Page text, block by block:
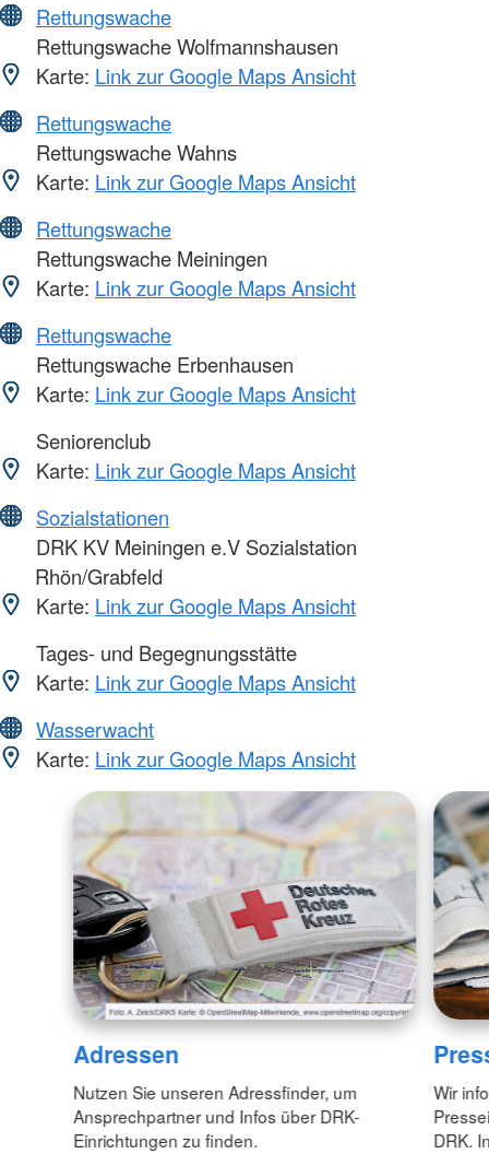
Rettungswache
Rettungswache Wolfmannshausen
Karte: Link zur Google Maps Ansicht
Rettungswache
Rettungswache Wahns
Karte: Link zur Google Maps Ansicht
Rettungswache
Rettungswache Meiningen
Karte: Link zur Google Maps Ansicht
Rettungswache
Rettungswache Erbenhausen
Karte: Link zur Google Maps Ansicht
Seniorenclub
Karte: Link zur Google Maps Ansicht
Sozialstationen
DRK KV Meiningen e.V Sozialstation
Rhön/Grabfeld
Karte: Link zur Google Maps Ansicht
Tages- und Begegnungsstätte
Karte: Link zur Google Maps Ansicht
Wasserwacht
Karte: Link zur Google Maps Ansicht
Adressen
Nutzen Sie unseren Adressfinder, um
Ansprechpartner und Infos über DRK-
Einrichtungen zu finden.
Wir
DRK.